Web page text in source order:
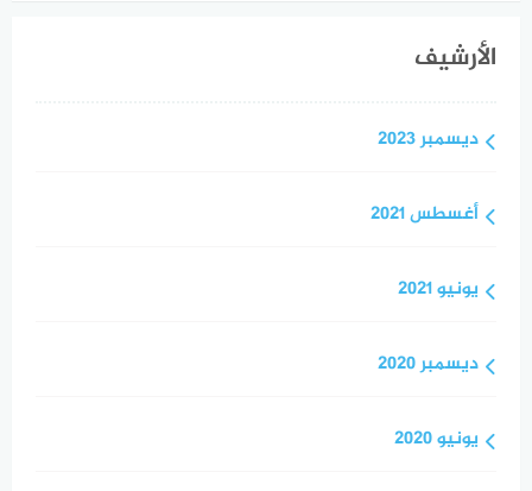
الأرشيف
ديسمبر 2023
أغسطس 2021
يونيو 2021
ديسمبر 2020
يونيو 2020